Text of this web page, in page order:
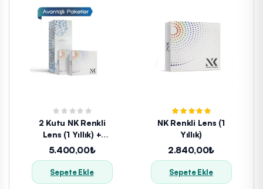
2 Kutu NK Renkli
Lens (1 Yıllık) +
Solüsyon
5.400,00₺
Sepete Ekle
NK Renkli Lens (1
Yıllık)
2.840,00₺
Sepete Ekle